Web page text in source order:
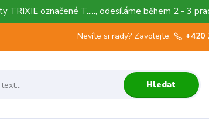
TRIXIE označené T....., odesíláme během 2 - 3
Hledat
Nevíte si rady? Zavolejte. +420